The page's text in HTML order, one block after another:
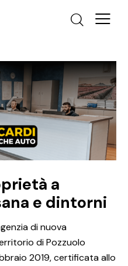
a
e dintorni
di nuova
di Pozzuolo
2019, certificata allo